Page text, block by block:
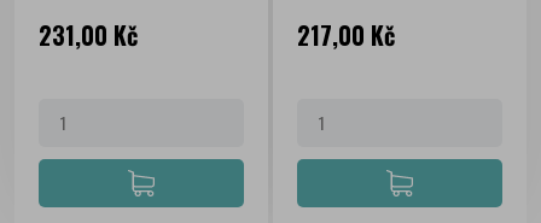
Cena
231,00 Kč Cena
217,00 Kč